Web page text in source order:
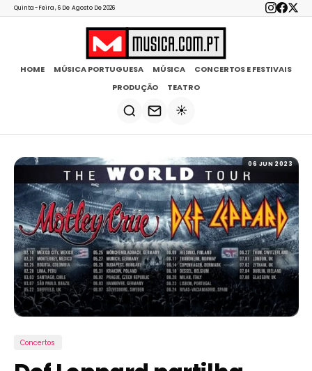
Quinta-Feira, 6 De Agosto De 2026
HOME MÚSICA PORTUGUESA MÚSICA
CONCERTOS E FESTIVAIS
PRODUÇÃO
TEATRO
☀️
06 JUN 2023
Concertos